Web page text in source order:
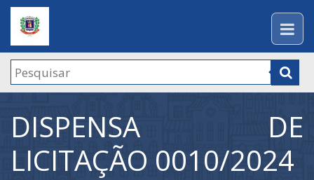
DISPENSA DE
LICITAÇÃO 0010/2024